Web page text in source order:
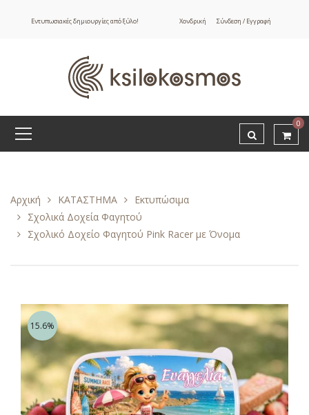
Εντυπωσιακές δημιουργίες από ξύλο! Χονδρική Σύνδεση / Εγγραφή
0
Αρχική ΚΑΤΑΣΤΗΜΑ
Εκτυπώσιμα
Σχολικά Δοχεία Φαγητού
Σχολικό Δοχείο Φαγητού Pink Racer με Όνομα
15.6%